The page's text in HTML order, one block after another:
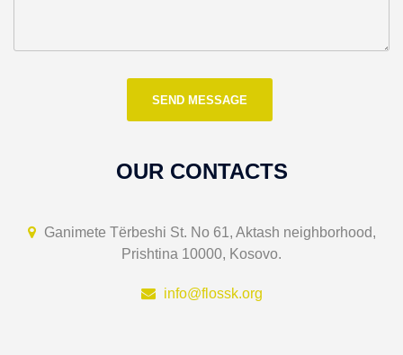
OUR CONTACTS
Ganimete Tërbeshi St. No 61, Aktash neighborhood,
Prishtina 10000, Kosovo.
info@flossk.org